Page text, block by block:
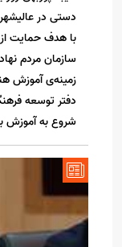
دستی در
با هدف حمایت
سازمان مردم
زمینه‌ی آموزش
دفتر توسعه
شروع به آموزش